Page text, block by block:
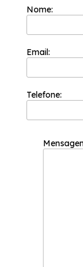
Nome:
Email:
Telefone: